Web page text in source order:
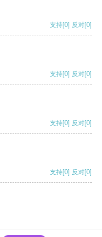
支持[0] 反对[0]
支持[0] 反对[0]
支持[0] 反对[0]
支持[0] 反对[0]